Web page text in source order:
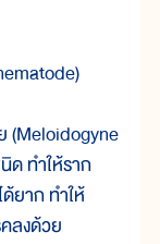
ทำให้ราก
ยาก ทำให้
ลงด้วย